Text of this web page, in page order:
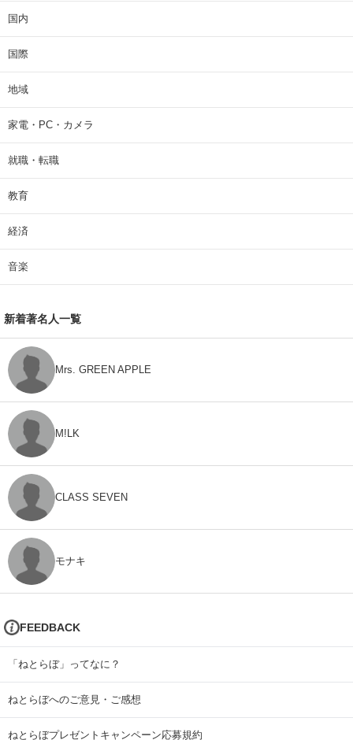
国内
国際
地域
家電・PC・カメラ
就職・転職
教育
経済
音楽
新着著名人一覧
Mrs. GREEN APPLE
M!LK
CLASS SEVEN
モナキ
FEEDBACK
「ねとらぼ」ってなに？
ねとらぼへのご意見・ご感想
ねとらぼプレゼントキャンペーン応募規約